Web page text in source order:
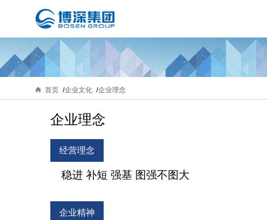
首页 企业文化 企业理念
企业理念
经营理念
稳进 补短 强基 图强不图大
企业精神